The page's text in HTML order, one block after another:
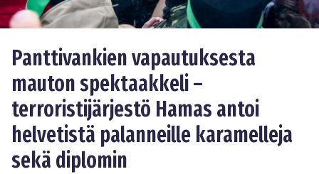
Panttivankien vapautuksesta
mauton spektaakkeli –
terroristijärjestö Hamas antoi
helvetistä palanneille karamelleja
sekä diplomin